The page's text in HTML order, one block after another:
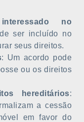
no
ser incluído no
seus direitos.
: Um acordo pode
ou os direitos
hereditários:
a cessão
em favor do